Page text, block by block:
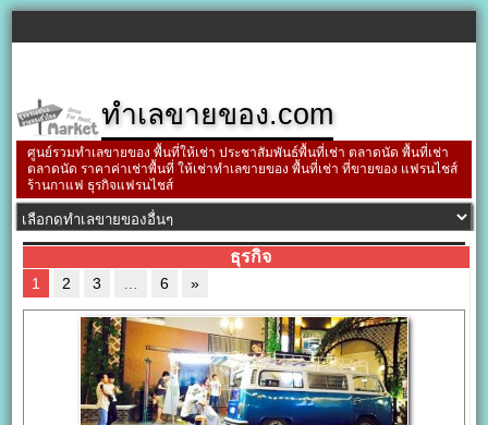
ทำเลขายของ.com
ศูนย์รวมทำเลขายของ พื้นที่ให้เช่า ประชาสัมพันธ์พื้นที่เช่า ตลาดนัด พื้นที่เช่า
ตลาดนัด ราคาค่าเช่าพื้นที่ ให้เช่าทำเลขายของ พื้นที่เช่า ที่ขายของ แฟรนไชส์
ร้านกาแฟ ธุรกิจแฟรนไชส์
ธุรกิจ
1 2 3 6 »